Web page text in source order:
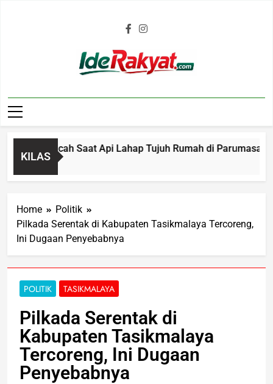
Iderakyat.com
KILAS
Pecah Saat Api Lahap Tujuh Rumah di Parumasan,
Home
Politik
Pilkada Serentak di Kabupaten Tasikmalaya Tercoreng,
Ini Dugaan Penyebabnya
POLITIK TASIKMALAYA
Pilkada Serentak di
Kabupaten Tasikmalaya
Tercoreng, Ini Dugaan
Penyebabnya